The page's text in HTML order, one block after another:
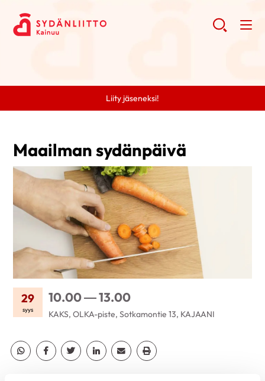
Liity jäseneksi!
Maailman sydänpäivä
29
syys
10.00 — 13.00
KAKS, OLKA-piste, Sotkamontie 13, KAJAANI
Jaa Whatsapp
Jaa Facebook
Jaa TwitterJaa Linkedin
Jaa EmailJaa Print